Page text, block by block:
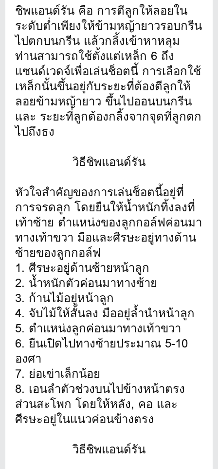
ชิพแอนด์รัน คือ การตีลูกให้ลอยใน
ระดับต่ำเพียงให้ข้ามหญ้ายาวรอบกรีน
ไปตกบนกรีน แล้วกลิ้งเข้าหาหลุม
ท่านสามารถใช้ตั้งแต่เหล็ก 6 ถึง
แซนด์เวดจ์เพื่อเล่นช็อตนี้ การเลือกใช้
เหล็กนั้นขึ้นอยู่กับระยะที่ต้องตีลูกให้
ลอยข้ามหญ้ายาว ขึ้นไปออนบนกรีน
และ ระยะที่ลูกต้องกลิ้งจากจุดที่ลูกตก
ไปถึงธง
วิธีชิพแอนด์รัน
หัวใจสำคัญของการเล่นช็อตนี้อยู่ที่
การจรดลูก โดยยืนให้น้ำหนักทิ้งลงที่
เท้าซ้าย ตำแหน่งของลูกกอล์ฟค่อนมา
ทางเท้าขวา มือและศีรษะอยู่ทางด้าน
ซ้ายของลูกกอล์ฟ
1. ศีรษะอยู่ด้านซ้ายหน้าลูก
2. น้ำหนักตัวค่อนมาทางซ้าย
3. ก้านไม้อยู่หน้าลูก
4. จับไม้ให้สั้นลง มืออยู่ล้ำนำหน้าลูก
5. ตำแหน่งลูกค่อนมาทางเท้าขวา
6. ยืนเปิดไปทางซ้ายประมาณ 5-10
องศา
7. ย่อเข่าเล็กน้อย
8. เอนลำตัวช่วงบนไปข้างหน้าตรง
ส่วนสะโพก โดยให้หลัง, คอ และ
ศีรษะอยู่ในแนวค่อนข้างตรง
วิธีชิพแอนด์รัน